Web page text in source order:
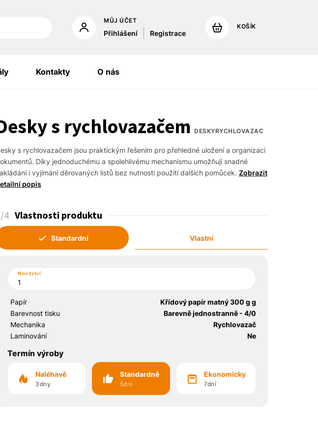
MŮJ ÚČET
Přihlášení Registrace
KOŠÍK
Kontakty O nás
s rychlovazačem DESKYRYCHLOVAZAC
s rychlovazačem jsou praktickým řešením pro přehledné uložení a organizaci
Díky jednoduchému a spolehlivému mechanismu umožňují snadné
i vyjímání děrovaných listů bez nutnosti použití dalších pomůcek. Zobrazit
popis
/4 Vlastnosti produktu
Standardní Vlastní
Množství
Papír
Křídový papír matný 300 g g
Barevnost tisku
Barevně jednostranně - 4/0
Mechanika
Rychlovazač
Laminování
Ne
Termín výroby
Naléhavě
3dny
Standardně
5dní
Ekonomicky
7dní